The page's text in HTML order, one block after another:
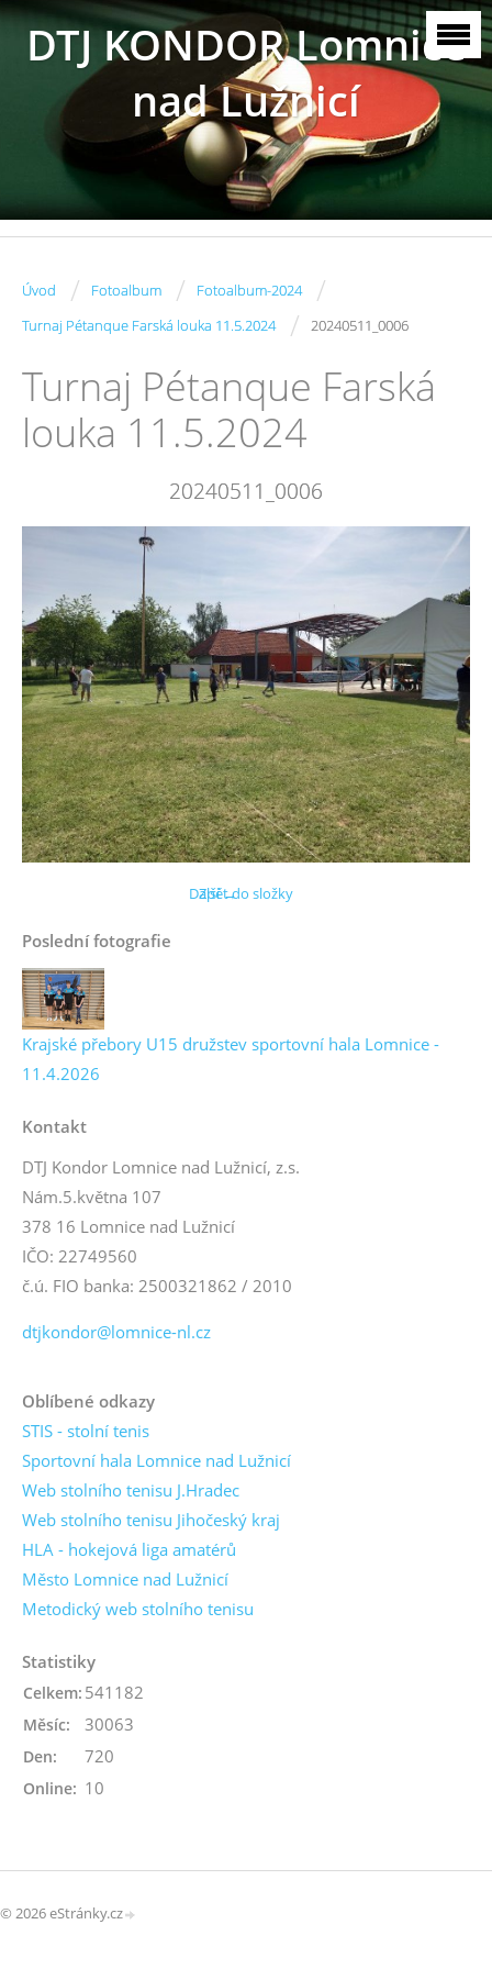
DTJ KONDOR Lomnice
nad Lužnicí
Úvod / Fotoalbum / Fotoalbum-2024 /
Turnaj Pétanque Farská louka 11.5.2024 / 20240511_0006
Turnaj Pétanque Farská
louka 11.5.2024
20240511_0006
Další →
Zpět do složky
Poslední fotografie
Krajské přebory U15 družstev sportovní hala Lomnice -
11.4.2026
Kontakt
DTJ Kondor Lomnice nad Lužnicí, z.s.
Nám.5.května 107
378 16 Lomnice nad Lužnicí
IČO: 22749560
č.ú. FIO banka: 2500321862 / 2010
dtjkondor@lomnice-nl.cz
Oblíbené odkazy
STIS - stolní tenis
Sportovní hala Lomnice nad Lužnicí
Web stolního tenisu J.Hradec
Web stolního tenisu Jihočeský kraj
HLA - hokejová liga amatérů
Město Lomnice nad Lužnicí
Metodický web stolního tenisu
Statistiky
Online: 10
Celkem: 541182
Měsíc: 30063
Den: 720
© 2026 eStránky.cz